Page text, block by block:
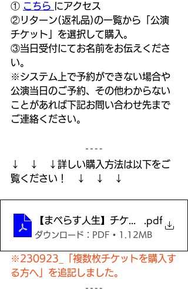
① こちら にアクセス
②リターン(返礼品)の一覧から「公演
チケット」を選択して購入。
③当日受付にてお名前をお伝えくださ
い。
※システム上で予約ができない場合や
公演当日のご予約、その他わからない
ことがあれば下記お問い合わせ先まで
ご連絡ください。
↓　↓　↓詳しい購入方法は以下をご
覧ください！　↓　↓　↓
【まべらす人生】チケット購入方
.pdf
ダウンロード：PDF • 1.12MB
※230923_「複数枚チケットを購入す
る方へ」を追記しました。